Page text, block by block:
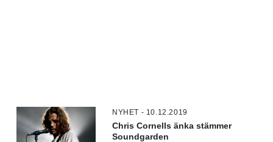
NYHET - 10.12.2019
Chris Cornells änka stämmer
Soundgarden